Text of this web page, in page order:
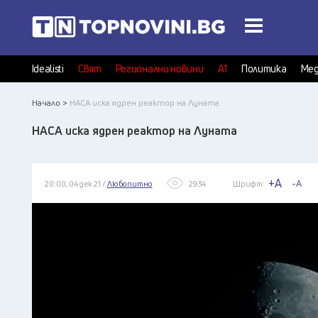
Idealisti Свят Регионални новини А1 Политика
Начало > НАСА иска ядрен реактор на Луната
НАСА иска ядрен реактор на Луната
20:00, 04 дек 21 / Любопитно 2934 Шрифт: +A -A